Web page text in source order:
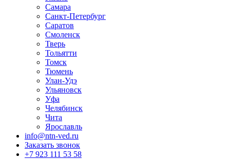
Самара
Санкт-Петербург
Саратов
Смоленск
Тверь
Тольятти
Томск
Тюмень
Улан-Удэ
Ульяновск
Уфа
Челябинск
Чита
Ярославль
info@ntn-ved.ru
Заказать звонок
+7 923 111 53 58